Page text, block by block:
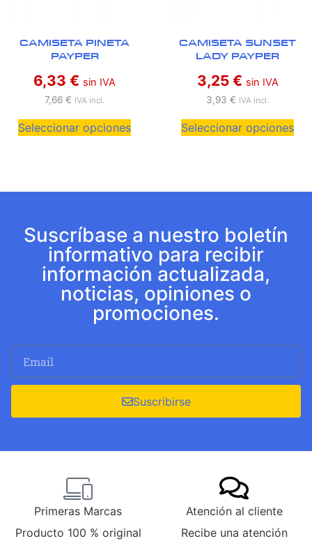
CAMISETA PINETA
PAYPER
6,33 € sin IVA
7,66 € IVA incl.
Seleccionar opciones
CAMISETA SUNSET
LADY PAYPER
3,25 € sin IVA
3,93 € IVA incl.
Seleccionar opciones
Suscríbase a nuestro boletín
informativo para recibir
información actualizada,
noticias, opiniones o
promociones.
Suscribirse
Primeras Marcas
Producto 100 % original
Atención al cliente
Recibe una atención